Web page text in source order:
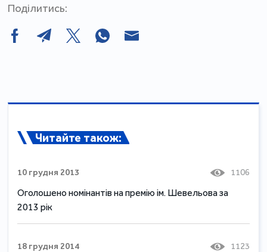
Поділитись:
Читайте також:
10 грудня 2013 1106
Оголошено номінантів на премію ім. Шевельова за
2013 рік
18 грудня 2014 1123